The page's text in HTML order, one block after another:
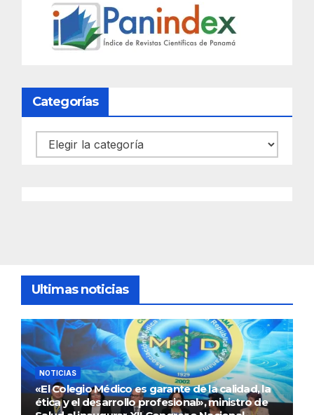
Categorías
Categorías
Ultimas noticias
NOTICIAS
«El Colegio Médico es garante de la calidad, la
ética y el desarrollo profesional», ministro de